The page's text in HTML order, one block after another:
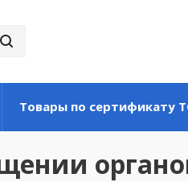
Товары по сертификату